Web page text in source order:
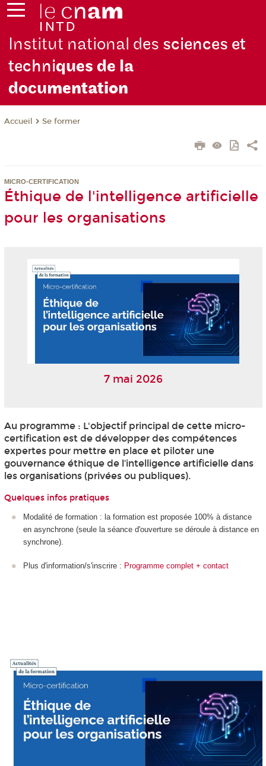
Institut national des sciences et
techniques de la
documentation
Accueil Se former
MICRO-CERTIFICATION
Éthique de l'intelligence artificielle
pour les organisations
7 mai 2026
Au programme : L'objectif principal de cette micro-
certification est de développer des compétences
expertes pour mettre en place et piloter une
gouvernance éthique de l’intelligence artificielle dans
les organisations (privées ou publiques).
Quelques infos pratiques
Modalité de formation : la formation est proposée 100% à distance
en asynchrone (seule la séance d'ouverture se déroule à distance en
synchrone).
Plus d'information/s'inscrire : Programme complet + contact